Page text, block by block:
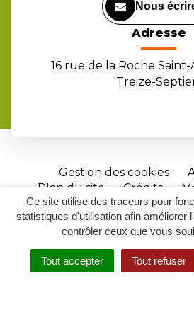
Ce site utilise des traceurs pour
statistiques d'utilisation afin améliorer
contrôler ceux que vous
Tout accepter Tout refuser
RECHERCHER
Nous
Adresse
16 rue de la Roche
Treize-
Gestion des cookies
Plan du site
Crédits
Site
réalisé
par
Inovagora